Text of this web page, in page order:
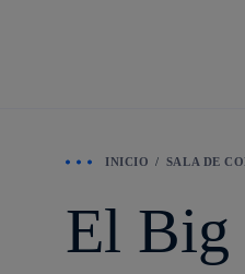
INICIO SALA DE
El Big